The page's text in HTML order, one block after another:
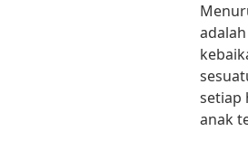
setiap
anak